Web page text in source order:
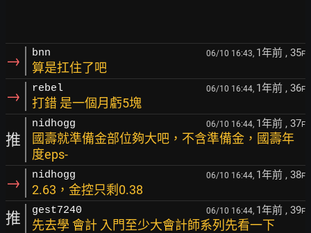
→ bnn 06/10 16:43, 1年前 , 35F
算是扛住了吧
→ rebel 06/10 16:44, 1年前 , 36F
打錯 是一個月虧5塊
推
nidhogg 06/10 16:44, 1年前 , 37F
國壽就準備金部位夠大吧，不含準備金，國壽年
度eps-
→ nidhogg 06/10 16:44, 1年前 , 38F
2.63，金控只剩0.38
推 gest7240 06/10 16:44, 1年前 , 39F
先去學 會計 入門至少大會計師系列先看一下